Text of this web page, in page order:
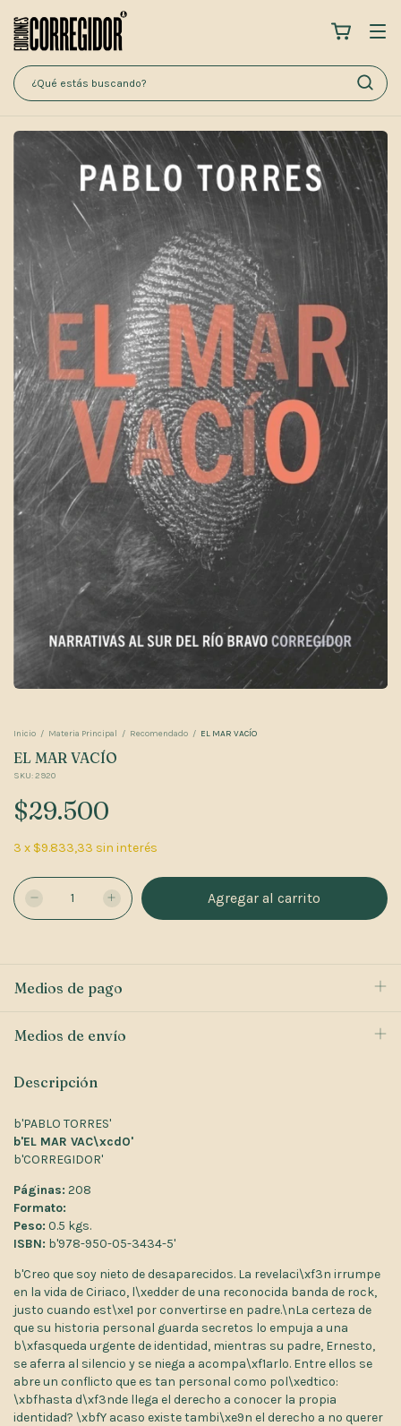
Inicio / Materia Principal / Recomendado / EL MAR VACÍO
EL MAR VACÍO
SKU:2920
$29.500
3 x $9.833,33 sin interés
Medios de pago
Medios de envío
Descripción
b'PABLO TORRES'
b'EL MAR VAC\xcdO'
b'CORREGIDOR'
Páginas: 208
Formato:
Peso: 0.5 kgs.
ISBN: b'978-950-05-3434-5'
b'Creo que soy nieto de desaparecidos. La revelaci\xf3n irrumpe
en la vida de Ciriaco, l\xedder de una reconocida banda de rock,
justo cuando est\xe1 por convertirse en padre.\nLa certeza de
que su historia personal guarda secretos lo empuja a una
b\xfasqueda urgente de identidad, mientras su padre, Ernesto,
se aferra al silencio y se niega a acompa\xf1arlo. Entre ellos se
abre un conflicto que es tan personal como pol\xedtico:
\xbfhasta d\xf3nde llega el derecho a conocer la propia
identidad? \xbfY acaso existe tambi\xe9n el derecho a no querer